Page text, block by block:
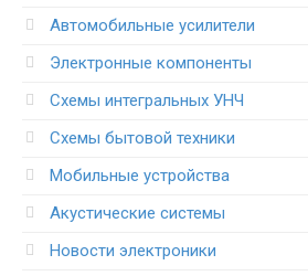
Автомобильные усилители
Электронные компоненты
Схемы интегральных УНЧ
Схемы бытовой техники
Мобильные устройства
Акустические системы
Новости электроники